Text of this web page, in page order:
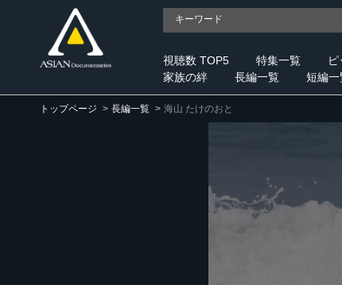
視聴数 TOP5 特集一覧
家族の絆
長編一覧 短編一
トップページ 長編一覧 海山 たけのおと